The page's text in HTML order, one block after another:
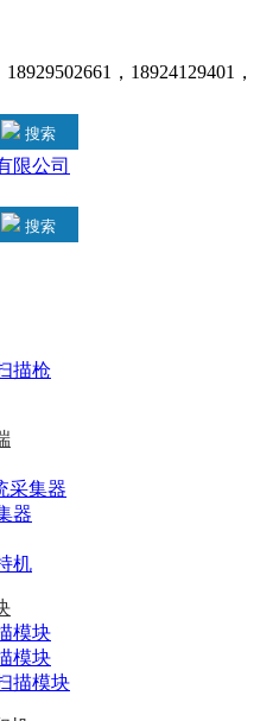
，18924129401，
搜索
搜索
描枪
采集器
器
机
模块
模块
描模块